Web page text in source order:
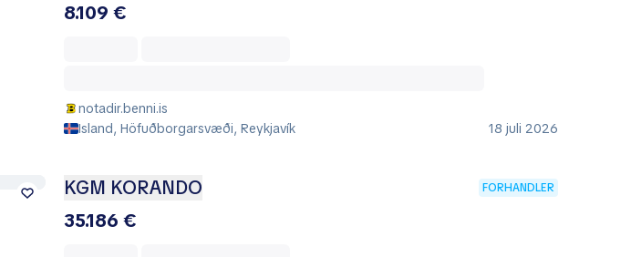
8.109 €
notadir.benni.is
Island, Höfuðborgarsvæði, Reykjavík
18 juli 2026
KGM KORANDO FORHANDLER
35.186 €